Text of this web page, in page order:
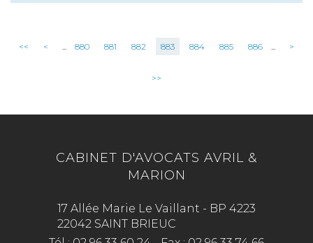
<< < ... 880 881 882 883 884 885 886 ... >
>>
CABINET D'AVOCATS AVRIL &
MARION
17 Allée Marie Le Vaillant - BP 4223
22042 SAINT BRIEUC